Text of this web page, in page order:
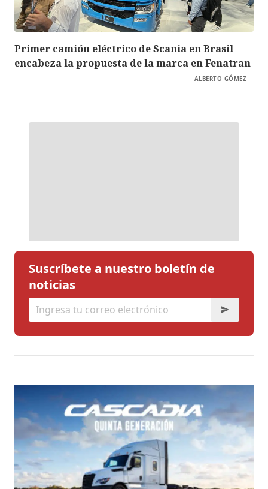
Primer camión eléctrico de Scania en Brasil
encabeza la propuesta de la marca en Fenatran
ALBERTO GÓMEZ
Suscríbete a nuestro boletín de
noticias